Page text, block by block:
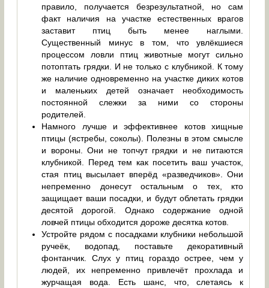
правило, получается безрезультатной, но сам
факт наличия на участке естественных врагов
заставит птиц быть менее наглыми.
Существенный минус в том, что увлёкшиеся
процессом ловли птиц животные могут сильно
потоптать грядки. И не только с клубникой. К тому
же наличие одновременно на участке диких котов
и маленьких детей означает необходимость
постоянной слежки за ними со стороны
родителей.
Намного лучше и эффективнее котов хищные
птицы (ястребы, соколы). Полезны в этом смысле
и вороны. Они не топчут грядки и не питаются
клубникой. Перед тем как посетить ваш участок,
стая птиц высылает вперёд «разведчиков». Они
непременно донесут остальным о тех, кто
защищает ваши посадки, и будут облетать грядки
десятой дорогой. Однако содержание одной
ловчей птицы обходится дороже десятка котов.
Устройте рядом с посадками клубники небольшой
ручеёк, водопад, поставьте декоративный
фонтанчик. Слух у птиц гораздо острее, чем у
людей, их непременно привлечёт прохлада и
журчащая вода. Есть шанс, что, слетаясь к